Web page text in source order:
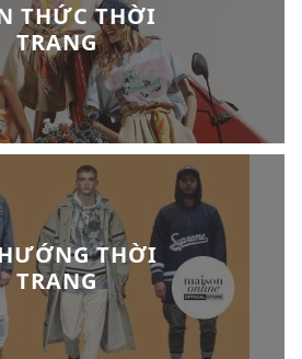
THỨC THỜI
TRANG
THỜI
TRANG